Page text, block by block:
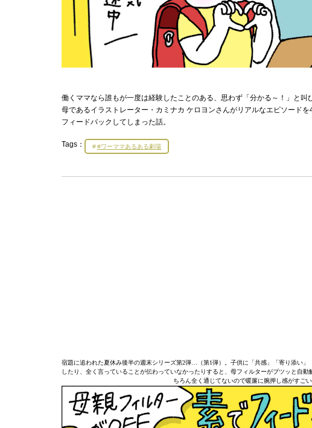
働くママなら誰もが一度は経験したことのある、思わず「分かる～！」と
母であるイラストレーター・カミナカ ケロヨンさんがリアルなエピソード
フィードバックしてしまった話。
Tags： #ワーママあるある劇場
宿題に追われた夏休み後半の週末シリーズ第2弾…（第1弾）。子供に「共感」「寄り添い
したり、全く言っていることが伝わっていなかったりすると、母フィルターがプツッと自
ちろん全く通じてないので暖簾に腕押し感がすご